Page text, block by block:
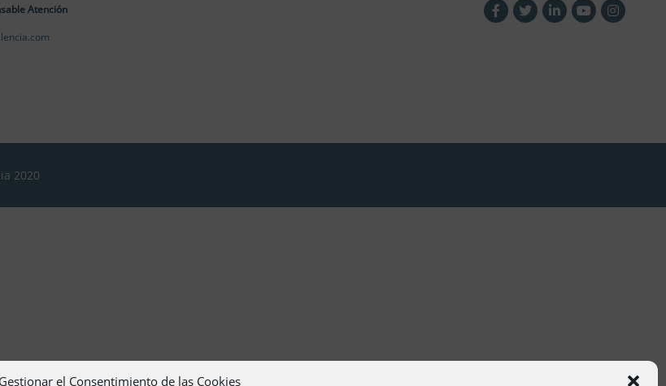
Gestionar el Consentimiento de las Cookies
Atención
2020